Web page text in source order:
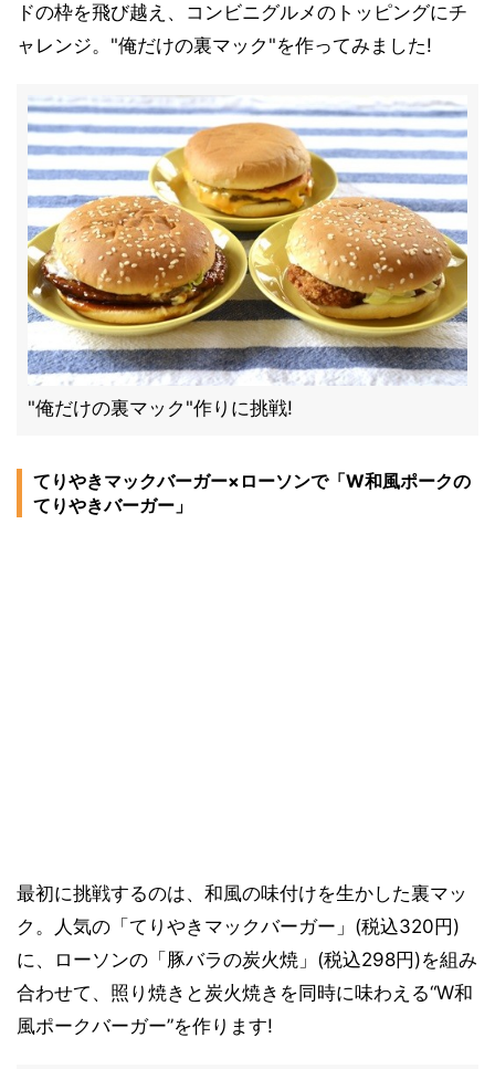
ドの枠を飛び越え、コンビニグルメのトッピングにチ
ャレンジ。"俺だけの裏マック"を作ってみました!
"俺だけの裏マック"作りに挑戦!
てりやきマックバーガー×ローソンで「W和風ポークの
てりやきバーガー」
最初に挑戦するのは、和風の味付けを生かした裏マッ
ク。人気の「てりやきマックバーガー」(税込320円)
に、ローソンの「豚バラの炭火焼」(税込298円)を組み
合わせて、照り焼きと炭火焼きを同時に味わえる“W和
風ポークバーガー”を作ります!